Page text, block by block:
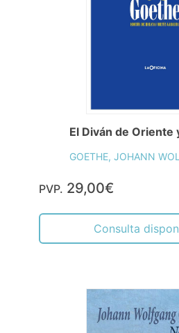
El Diván de Oriente
GOETHE, JOHANN
PVP. 29,00€
Consulta